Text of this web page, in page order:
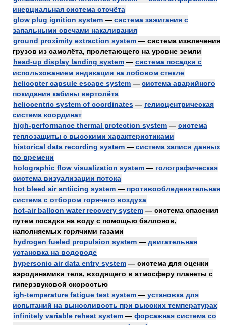
инерциальная система отсчёта
glow plug ignition system — система зажигания с
запальными свечами накаливания
ground proximity extraction system — система извлечения
грузов из самолёта, пролетающего на уровне земли
head-up display landing system — система посадки с
использованием индикации на лобовом стекле
helicopter capsule escape system — система аварийного
покидания кабины вертолёта
heliocentric system of coordinates — гелиоцентрическая
система координат
high-performance thermal protection system — система
теплозащиты с высокими характеристиками
historical data recording system — система записи данных
по времени
holographic flow visualization system — голографическая
система визуализации потока
hot bleed air antiicing system — противообледенительная
система с отбором горячего воздуха
hot-air balloon water recovery system — система спасения
путем посадки на воду с помощью баллонов,
наполняемых горячими газами
hydrogen fueled propulsion system — двигательная
установка на водороде
hypersonic air data entry system — система для оценки
аэродинамики тела, входящего в атмосферу планеты с
гиперзвуковой скоростью
igh-temperature fatigue test system — установка для
испытаний на выносливость при высоких температурах
infinitely variable reheat system — форсажная система со